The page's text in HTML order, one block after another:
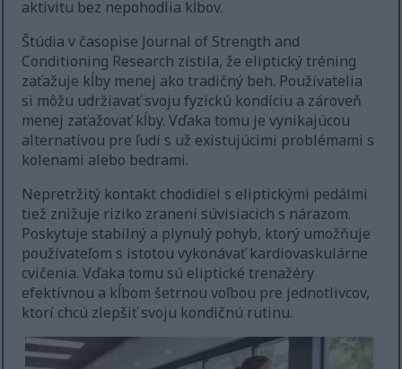
aktivitu bez nepohodlia kĺbov.
Štúdia v časopise Journal of Strength and
Conditioning Research zistila, že eliptický tréning
zaťažuje kĺby menej ako tradičný beh. Používatelia
si môžu udržiavať svoju fyzickú kondíciu a zároveň
menej zaťažovať kĺby. Vďaka tomu je vynikajúcou
alternatívou pre ľudí s už existujúcimi problémami s
kolenami alebo bedrami.
Nepretržitý kontakt chodidiel s eliptickými pedálmi
tiež znižuje riziko zranení súvisiacich s nárazom.
Poskytuje stabilný a plynulý pohyb, ktorý umožňuje
používateľom s istotou vykonávať kardiovaskulárne
cvičenia. Vďaka tomu sú eliptické trenažéry
efektívnou a kĺbom šetrnou voľbou pre jednotlivcov,
ktorí chcú zlepšiť svoju kondičnú rutinu.